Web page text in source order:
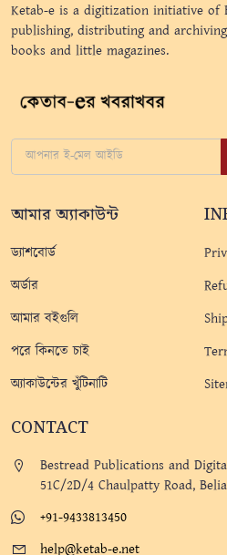
Ketab-e is a digitization initiative of
publishing, distributing and
books and little magazines.
আমার অ্যাকাউন্ট
ড্যাশবোর্ড
অর্ডার
আমার বইগুলি
পরে কিনতে চাই
অ্যাকাউন্টের খুঁটিনাটি
CONTACT
Bestread Publications and
51C/2D/4 Chaulpatty Road,
+91-9433813450
help@ketab-e.net